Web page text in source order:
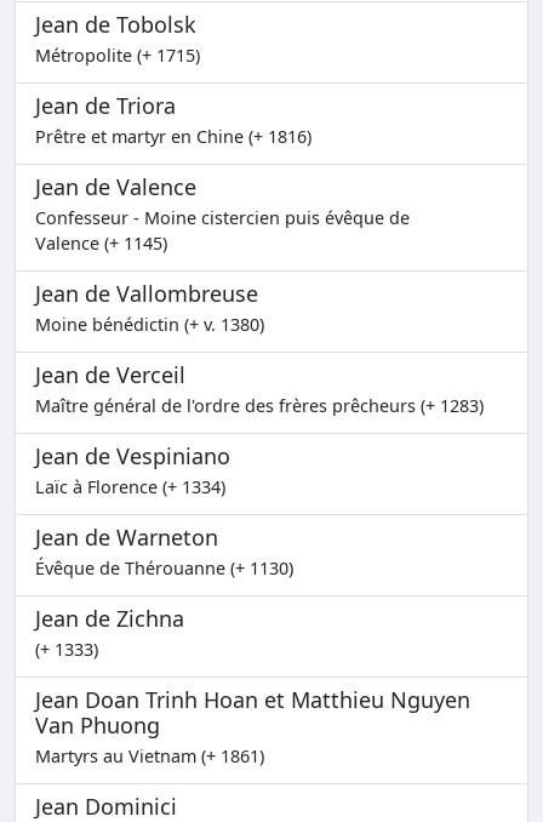
Jean de Tobolsk
Métropolite (+ 1715)
Jean de Triora
Prêtre et martyr en Chine (+ 1816)
Jean de Valence
Confesseur - Moine cistercien puis évêque de
Valence (+ 1145)
Jean de Vallombreuse
Moine bénédictin (+ v. 1380)
Jean de Verceil
Maître général de l'ordre des frères prêcheurs (+ 1283)
Jean de Vespiniano
Laïc à Florence (+ 1334)
Jean de Warneton
Évêque de Thérouanne (+ 1130)
Jean de Zichna
(+ 1333)
Jean Doan Trinh Hoan et Matthieu Nguyen
Van Phuong
Martyrs au Vietnam (+ 1861)
Jean Dominici